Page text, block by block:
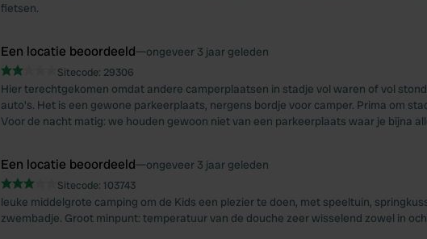
fietsen.
Een locatie beoordeeld—ongeveer 3 jaar geleden
Sitecode: 29306
Hier terechtgekomen omdat andere camperplaatsen in stadje vol waren of vol
auto's. Het is een gewone parkeerplaats, nergens bordje voor camper. Prima om
Voor de nacht matig: we houden gewoon niet van een parkeerplaats waar je bijna
Een locatie beoordeeld—ongeveer 3 jaar geleden
Sitecode: 103743
leuke middelgrote camping om de Kids een plezier te doen, met speeltuin,
zwembadje. Groot minpunt: temperatuur van de douche zeer wisselend zowel in